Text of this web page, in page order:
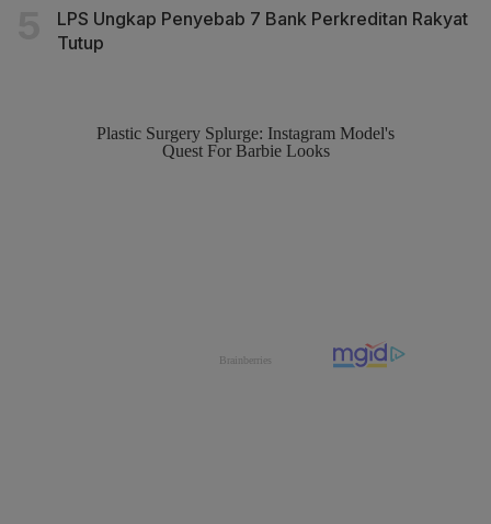
LPS Ungkap Penyebab 7 Bank Perkreditan Rakyat
Tutup